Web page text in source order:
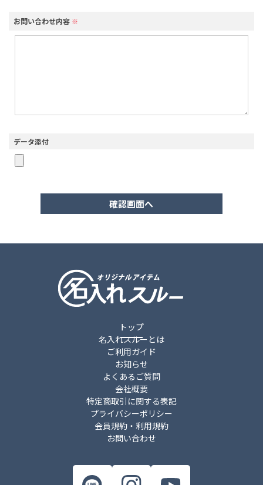
お問い合わせ内容 ※
データ添付
トップ
名入れスルーとは
ご利用ガイド
お知らせ
よくあるご質問
会社概要
特定商取引に関する表記
プライバシーポリシー
会員規約・利用規約
お問い合わせ